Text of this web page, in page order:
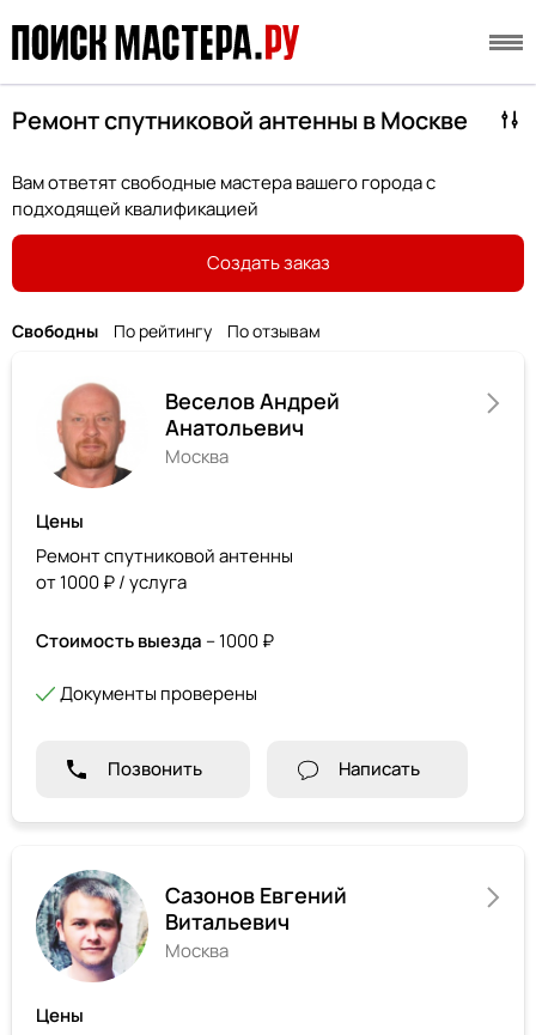
Ремонт спутниковой антенны в Москве
Вам ответят свободные мастера вашего города с
подходящей квалификацией
Создать заказ
Свободны По рейтингу По отзывам
Веселов Андрей
Анатольевич
Москва
Цены
Ремонт спутниковой антенны
от 1000 ₽ / услуга
Стоимость выезда – 1000 ₽
Документы проверены
Позвонить Написать
Сазонов Евгений
Витальевич
Москва
Цены